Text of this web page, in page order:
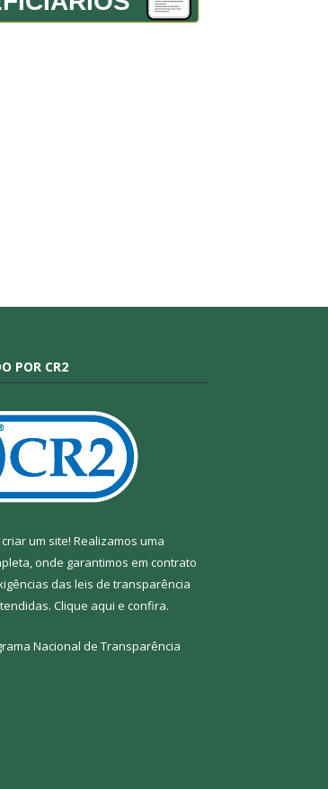
POR CR2
um site! Realizamos uma
onde garantimos em contrato
das leis de transparência
Clique aqui e confira.
Nacional de Transparência